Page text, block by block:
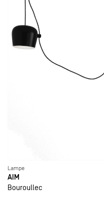
Lampe
AIM
Bouroullec